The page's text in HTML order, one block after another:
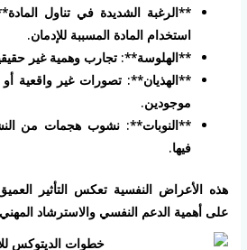
**الرغبة الشديدة في تناول
استخدام المادة المسببة للإدمان.
**الهلوسة**: تجارب وهمية غير
**الهذيان**: تصورات غير واقعية
موجودين.
**النوبات**: نشوب هجمات من
فيها.
هذه الأعراض النفسية تعكس التأثير
على أهمية الدعم النفسي والاسترشاد